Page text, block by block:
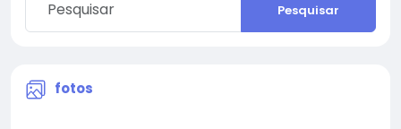
Pesquisar
fotos